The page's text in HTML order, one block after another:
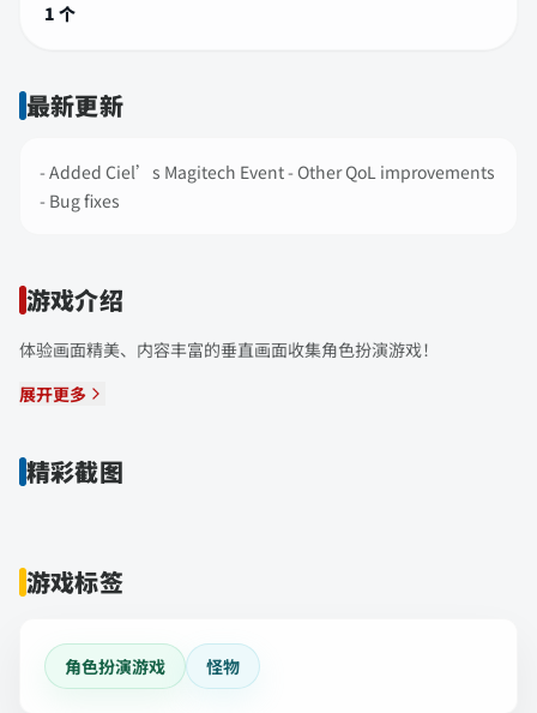
1 个
最新更新
- Added Ciel’s Magitech Event - Other QoL improvements
- Bug fixes
游戏介绍
体验画面精美、内容丰富的垂直画面收集角色扮演游戏！
展开更多
精彩截图
游戏标签
角色扮演游戏 怪物